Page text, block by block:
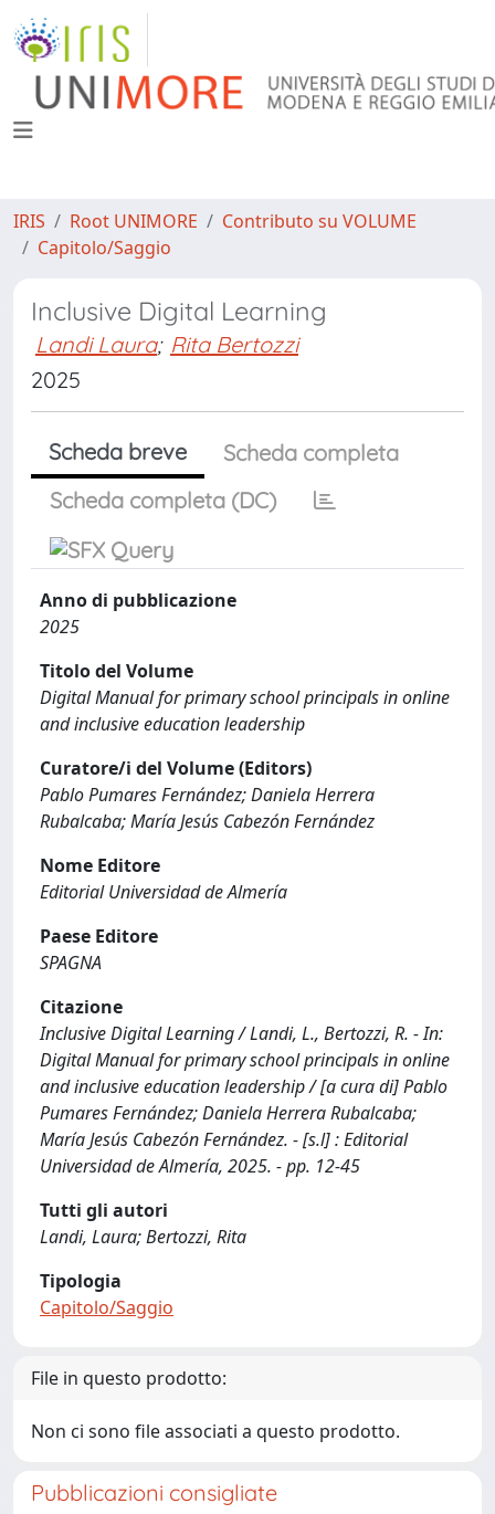
IRIS Root UNIMORE
Contributo su VOLUME
Capitolo/Saggio
Inclusive Digital Learning
Landi Laura; Rita Bertozzi
2025
Scheda breve
Scheda completa
Scheda completa (DC)
Anno di pubblicazione
2025
Titolo del Volume
Digital Manual for primary school principals in online
and inclusive education leadership
Curatore/i del Volume (Editors)
Pablo Pumares Fernández; Daniela Herrera
Rubalcaba; María Jesús Cabezón Fernández
Nome Editore
Editorial Universidad de Almería
Paese Editore
SPAGNA
Citazione
Inclusive Digital Learning / Landi, L., Bertozzi, R. - In:
Digital Manual for primary school principals in online
and inclusive education leadership / [a cura di] Pablo
Pumares Fernández; Daniela Herrera Rubalcaba;
María Jesús Cabezón Fernández. - [s.l] : Editorial
Universidad de Almería, 2025. - pp. 12-45
Tutti gli autori
Landi, Laura; Bertozzi, Rita
Tipologia
Capitolo/Saggio
File in questo prodotto:
Non ci sono file associati a questo prodotto.
Pubblicazioni consigliate